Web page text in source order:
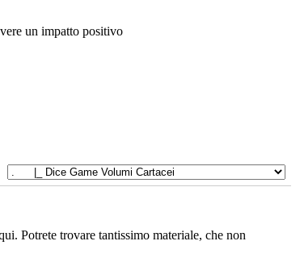
un impatto positivo
Potrete trovare tantissimo materiale, che non